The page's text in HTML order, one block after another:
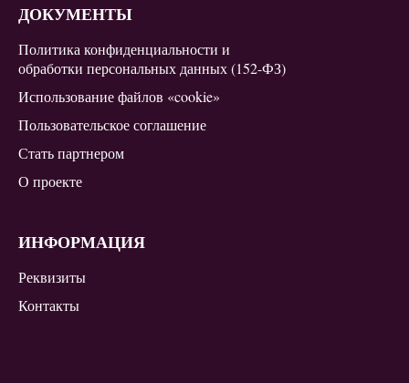
ДОКУМЕНТЫ
Политика конфиденциальности и
обработки персональных данных (152-ФЗ)
Использование файлов «cookie»
Пользовательское соглашение
Стать партнером
О проекте
ИНФОРМАЦИЯ
Реквизиты
Контакты